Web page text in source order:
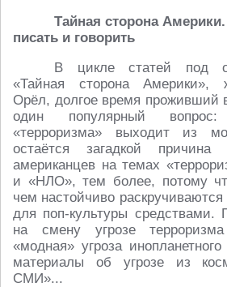
Тайная сторона
писать и говорить
В цикле статей под
«Тайная сторона Америки»,
Орёл, долгое время проживший
один популярный
«терроризма» выходит из
остаётся загадкой причина
американцев на темах
и «НЛО», тем более, потому
чем настойчиво
для поп-культуры средствами.
на смену угрозе
«модная» угроза
материалы об угрозе из
СМИ»...